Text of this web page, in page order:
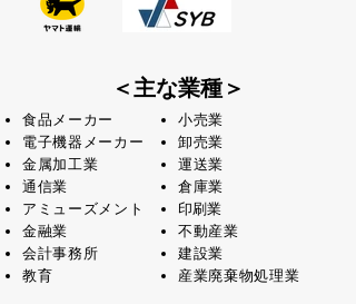
＜主な業種＞
​食品メーカー
電子機器メーカー
金属加工業
通信業
小売業
卸売業​
​運送業
倉庫業
アミューズメント
金融業
会計事務所
​教育
​印刷業
不動産業
建設業
産業廃棄物処理業